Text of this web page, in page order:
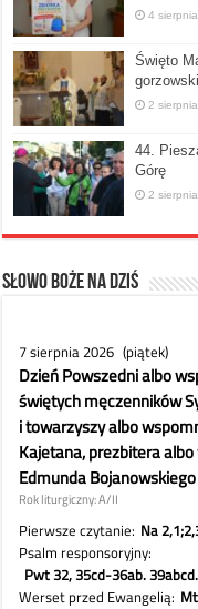
4
Święto
2
44.
Górę
2
Słowo Boże na dziś